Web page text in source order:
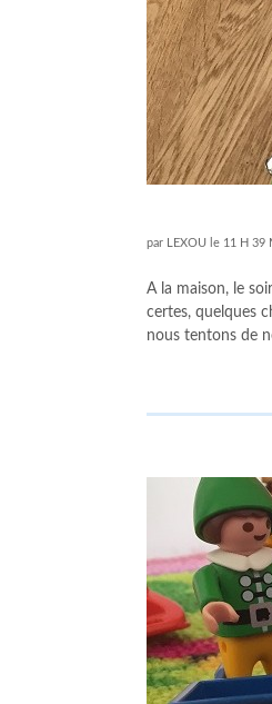
par LEXOU le 11 H 39
A la maison, le
certes, quelques
nous tentons de